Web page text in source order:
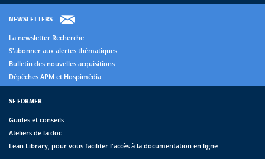
NEWSLETTERS
La newsletter Recherche
S'abonner aux alertes thématiques
Bulletin des nouvelles acquisitions
Dépêches APM et Hospimédia
SE FORMER
Guides et conseils
Ateliers de la doc
Lean Library, pour vous faciliter l'accès à la documentation en ligne